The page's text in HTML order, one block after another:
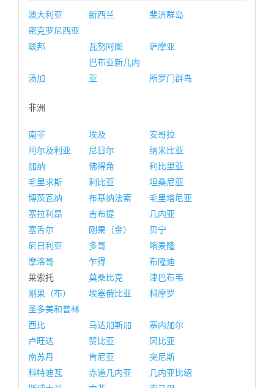
澳大利亚 新西兰
斐济群岛
密克罗尼西亚
联邦
瓦努阿图 萨摩亚
汤加
巴布亚新几内
亚
所罗门群岛
非洲
南非 埃及
安哥拉
阿尔及利亚
尼日尔
纳米比亚
加纳
佛得角
利比里亚
毛里求斯
利比亚
坦桑尼亚
博茨瓦纳
布基纳法索
毛里塔尼亚
塞拉利昂
吉布提
几内亚
塞舌尔
刚果（金）
贝宁
尼日利亚
多哥
喀麦隆
摩洛哥
乍得
布隆迪
莱索托
莫桑比克
津巴布韦
刚果（布）
埃塞俄比亚
科摩罗
圣多美和普林
西比
马达加斯加
塞内加尔
卢旺达
赞比亚
冈比亚
南苏丹
肯尼亚
突尼斯
科特迪瓦
赤道几内亚
几内亚比绍